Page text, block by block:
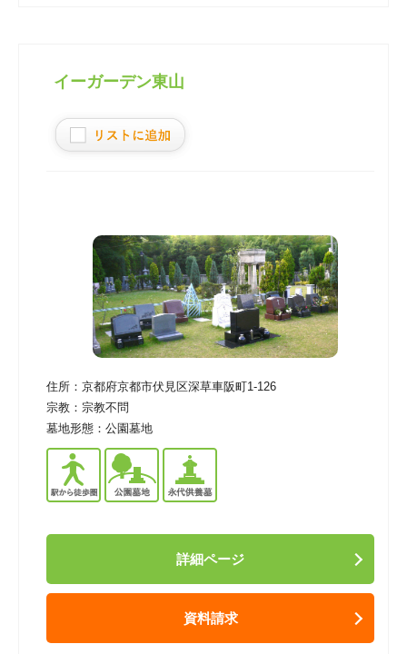
イーガーデン東山
住所： 京都府京都市伏見区深草車阪町1-126
宗教： 宗教不問
墓地形態： 公園墓地
詳細ページ
資料請求